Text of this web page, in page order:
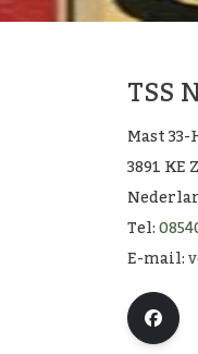
TSS
Mast 33-
3891 KE
Tel:
E-mail: